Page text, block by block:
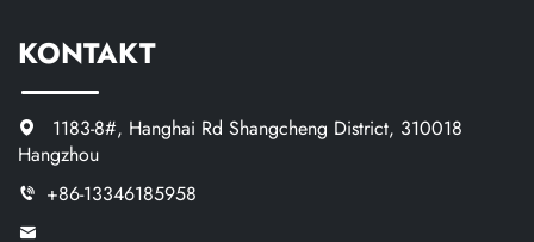
KONTAKT
1183-8#, Hanghai Rd Shangcheng District, 310018
Hangzhou
+86-13346185958